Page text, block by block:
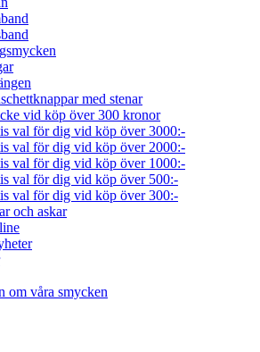
med stenar
vid köp över 300 kronor
val för dig vid köp över 3000:-
val för dig vid köp över 2000:-
val för dig vid köp över 1000:-
val för dig vid köp över 500:-
val för dig vid köp över 300:-
och askar
om våra smycken